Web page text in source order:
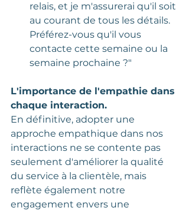
relais, et je m'assurerai qu'il soit
au courant de tous les détails.
Préférez-vous qu'il vous
contacte cette semaine ou la
semaine prochaine ?"
L'importance de l'empathie dans
chaque interaction.
En définitive, adopter une
approche empathique dans nos
interactions ne se contente pas
seulement d'améliorer la qualité
du service à la clientèle, mais
reflète également notre
engagement envers une